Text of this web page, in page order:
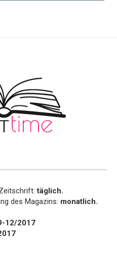
täglich.
des Magazins: monatlich.
12/2017